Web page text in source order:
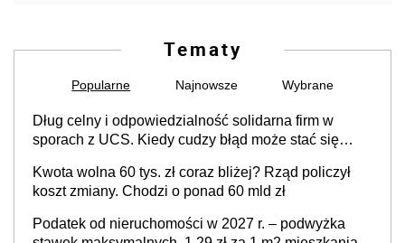
Tematy
Popularne Najnowsze Wybrane
Dług celny i odpowiedzialność solidarna firm w
sporach z UCS. Kiedy cudzy błąd może stać się
Kwota wolna 60 tys. zł coraz bliżej? Rząd policzył
koszt zmiany. Chodzi o ponad 60 mld zł
Podatek od nieruchomości w 2027 r. – podwyżka